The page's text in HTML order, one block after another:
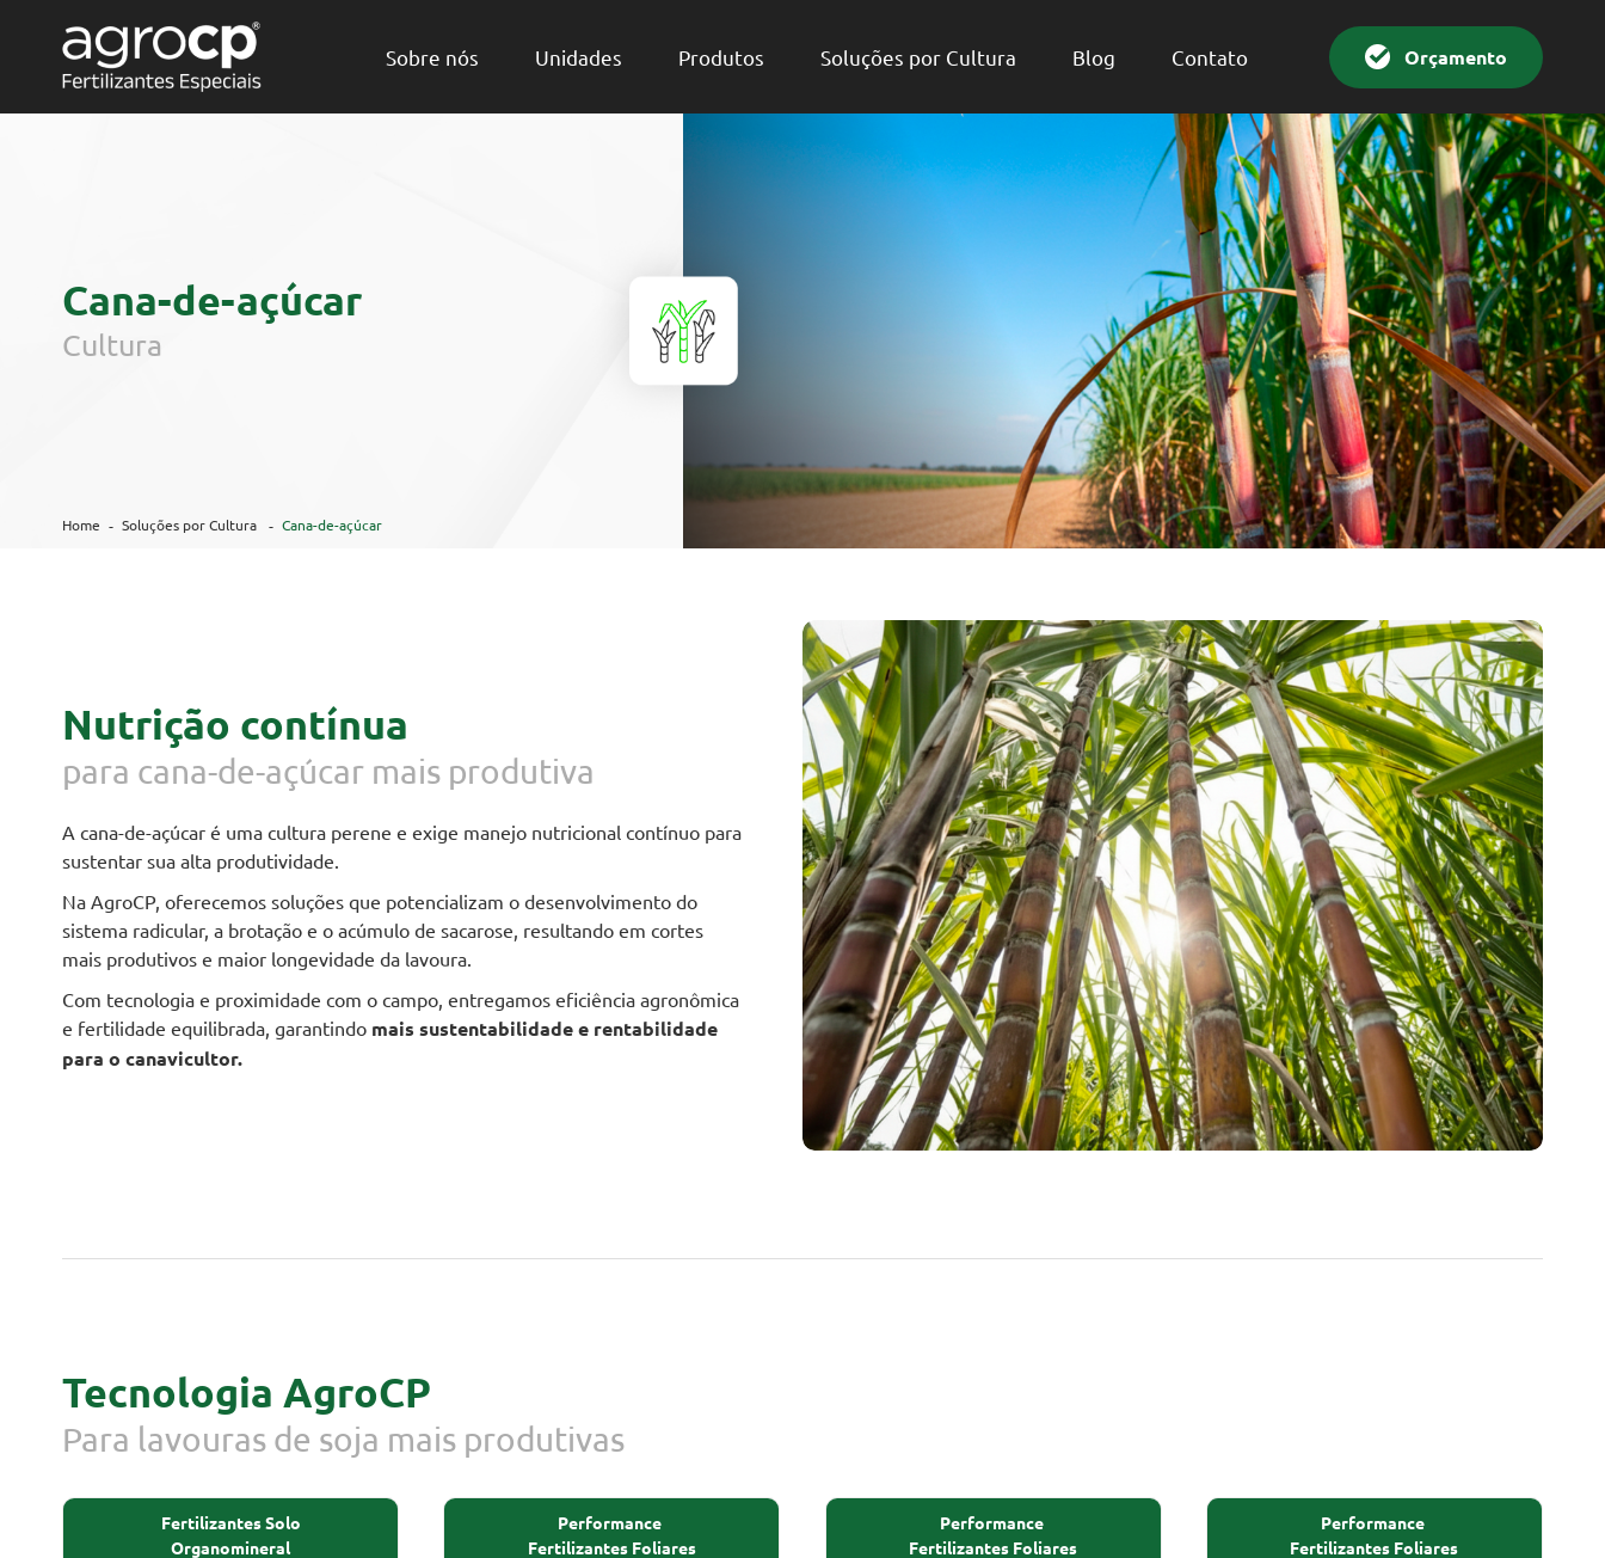
Sobre nós Unidades Produtos Soluções por Cultura Blog Contato Orçamento
Cana-de-açúcar
Cultura
Home Soluções por Cultura Cana-de-açúcar
Nutrição contínua
para cana-de-açúcar mais produtiva
A cana-de-açúcar é uma cultura perene e exige manejo nutricional contínuo para
sustentar sua alta produtividade.
Na AgroCP, oferecemos soluções que potencializam o desenvolvimento do
sistema radicular, a brotação e o acúmulo de sacarose, resultando em cortes
mais produtivos e maior longevidade da lavoura.
Com tecnologia e proximidade com o campo, entregamos eficiência agronômica
e fertilidade equilibrada, garantindo mais sustentabilidade e rentabilidade
para o canavicultor.
Tecnologia AgroCP
Para lavouras de soja mais produtivas
Fertilizantes Solo
Organomineral
Performance
Fertilizantes Foliares
Performance
Fertilizantes Foliares
Performance
Fertilizantes Foliares